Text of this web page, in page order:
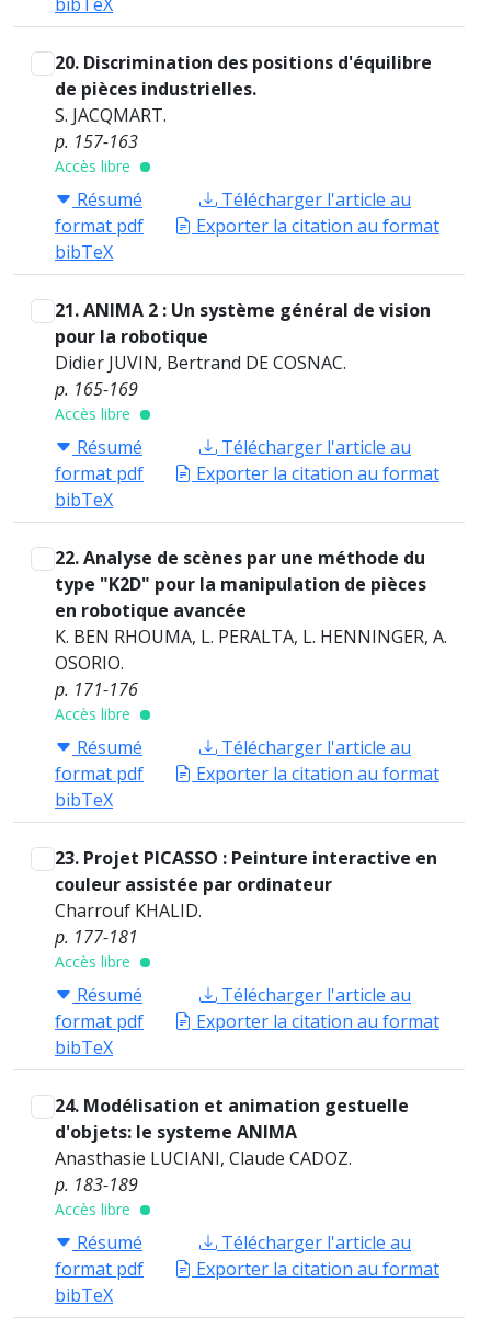
20. Discrimination des positions d'équilibre
de pièces industrielles.
S. JACQMART.
p. 157-163
Accès libre
Résumé
Télécharger l'article au
format pdf
Exporter la citation au format
bibTeX
21. ANIMA 2 : Un système général de vision
pour la robotique
Didier JUVIN, Bertrand DE COSNAC.
p. 165-169
Accès libre
Résumé
Télécharger l'article au
format pdf
Exporter la citation au format
bibTeX
22. Analyse de scènes par une méthode du
type "K2D" pour la manipulation de pièces
en robotique avancée
K. BEN RHOUMA, L. PERALTA, L. HENNINGER, A.
OSORIO.
p. 171-176
Accès libre
Résumé
Télécharger l'article au
format pdf
Exporter la citation au format
bibTeX
23. Projet PICASSO : Peinture interactive en
couleur assistée par ordinateur
Charrouf KHALID.
p. 177-181
Accès libre
Résumé
Télécharger l'article au
format pdf
Exporter la citation au format
bibTeX
24. Modélisation et animation gestuelle
d'objets: le systeme ANIMA
Anasthasie LUCIANI, Claude CADOZ.
p. 183-189
Accès libre
Résumé
Télécharger l'article au
format pdf
Exporter la citation au format
bibTeX